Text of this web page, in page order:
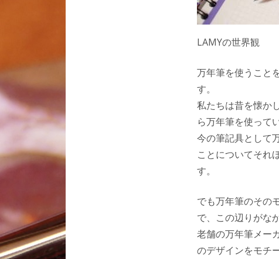
LAMYの世界観
万年筆を使うこと
す。
私たちは昔を懐か
ら万年筆を使ってい
今の筆記具として
ことについてそれ
す。
でも万年筆のその
で、この辺りがな
老舗の万年筆メー
のデザインをモチ